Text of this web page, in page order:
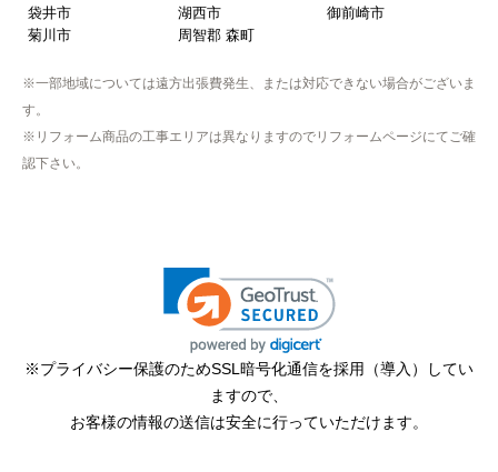
【注文からどのくらいで届きましたか？】
取付工事の数日前に調整して届けてくれた
作業をされた方はスムーズで親切でした
欲しい商品をスムーズに注文できましたか？
ショップからの連絡や対応は適切でしたか？
はい
袋井市
湖西市
御前崎市
菊川市
周智郡 森町
※一部地域については遠方出張費発生、または対応できない場合がございま
す。
※リフォーム商品の工事エリアは異なりますのでリフォームページにてご確
認下さい。
※プライバシー保護のためSSL暗号化通信を採用（導入）してい
ますので、
お客様の情報の送信は安全に行っていただけます。